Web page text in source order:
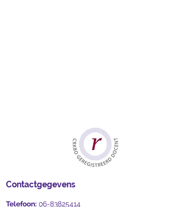
Contactgegevens
Telefoon: 06-83825414